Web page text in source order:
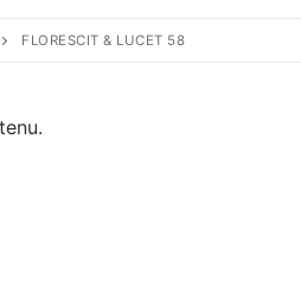
FLORESCIT & LUCET 58